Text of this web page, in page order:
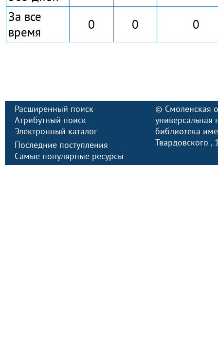
За все
время
0 0 0
Расширенный поиск
Атрибутный поиск
Электронный каталог
Последние поступления
Самые популярные ресурсы
© Смоленская
универсальная
библиотека
Твардовского ,